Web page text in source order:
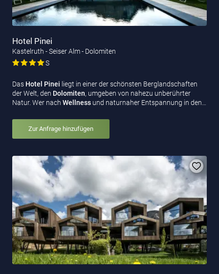
Hotel Pinei
Kastelruth - Seiser Alm - Dolomiten
S
Das Hotel Pinei liegt in einer der schönsten Berglandschaften
der Welt, den Dolomiten, umgeben von nahezu unberührter
Natur. Wer nach Wellness und naturnaher Entspannung in den…
Zur Anfrage hinzufügen